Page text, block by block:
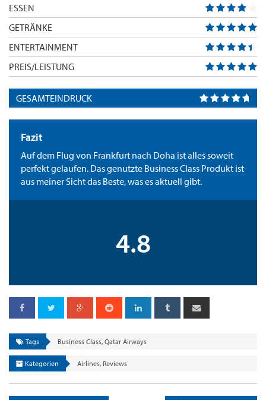
ESSEN
GETRÄNKE
ENTERTAINMENT
PREIS/LEISTUNG
GESAMTEINDRUCK
Fazit
Auf dem Flug von Frankfurt nach Doha ist alles soweit
perfekt gelaufen. Das genutzte Business Class Produkt ist
aus meiner Sicht das Beste, was es aktuell gibt.
4.8
Tags Business Class, Qatar Airways
Kategorien Airlines, Reviews